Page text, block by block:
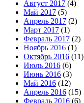
Август 2017 (4)
Май 2017 (5)
Апрель 2017 (2)
Март 2017 (1)
Февраль 2017 (2)
Ноябрь 2016 (1)
Октябрь 2016 (11)
Июль 2016 (6)
Июнь 2016 (3)
Май 2016 (12)
Апрель 2016 (15)
Февраль 2016 (6)